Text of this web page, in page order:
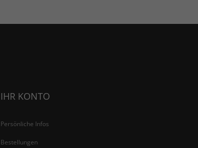
IHR KONTO
Persönliche Infos
Bestellungen